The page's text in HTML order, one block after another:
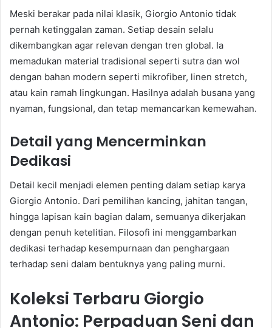
Meski berakar pada nilai klasik, Giorgio Antonio tidak
pernah ketinggalan zaman. Setiap desain selalu
dikembangkan agar relevan dengan tren global. Ia
memadukan material tradisional seperti sutra dan wol
dengan bahan modern seperti mikrofiber, linen stretch,
atau kain ramah lingkungan. Hasilnya adalah busana yang
nyaman, fungsional, dan tetap memancarkan kemewahan.
Detail yang Mencerminkan
Dedikasi
Detail kecil menjadi elemen penting dalam setiap karya
Giorgio Antonio. Dari pemilihan kancing, jahitan tangan,
hingga lapisan kain bagian dalam, semuanya dikerjakan
dengan penuh ketelitian. Filosofi ini menggambarkan
dedikasi terhadap kesempurnaan dan penghargaan
terhadap seni dalam bentuknya yang paling murni.
Koleksi Terbaru Giorgio
Antonio: Perpaduan Seni dan